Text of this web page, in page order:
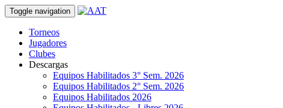
Toggle navigation
Torneos
Jugadores
Clubes
Descargas
Equipos Habilitados 3° Sem. 2026
Equipos Habilitados 2° Sem. 2026
Equipos Habilitados 2026